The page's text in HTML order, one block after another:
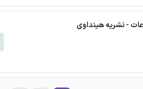
- نشریه هینداوی